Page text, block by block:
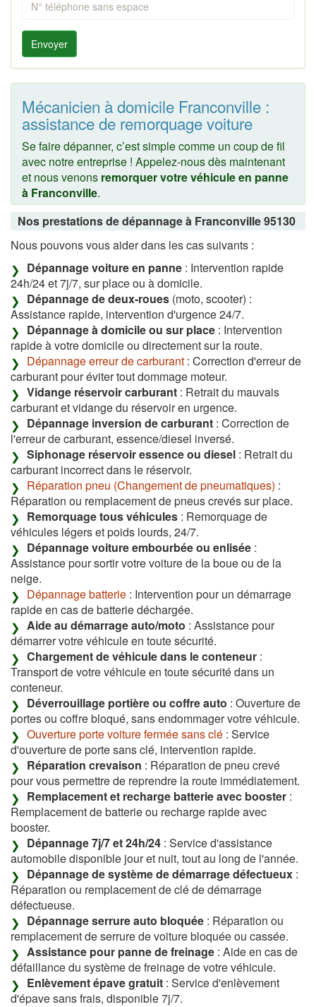
Envoyer
Mécanicien à domicile Franconville :
assistance de remorquage voiture
Se faire dépanner, c’est simple comme un coup de fil
avec notre entreprise ! Appelez-nous dès maintenant
et nous venons remorquer votre véhicule en panne
à Franconville.
Nos prestations de dépannage à Franconville 95130
Nous pouvons vous aider dans les cas suivants :
Dépannage voiture en panne : Intervention rapide
24h/24 et 7j/7, sur place ou à domicile.
Dépannage de deux-roues (moto, scooter) :
Assistance rapide, intervention d'urgence 24/7.
Dépannage à domicile ou sur place : Intervention
rapide à votre domicile ou directement sur la route.
Dépannage erreur de carburant : Correction d'erreur de
carburant pour éviter tout dommage moteur.
Vidange réservoir carburant : Retrait du mauvais
carburant et vidange du réservoir en urgence.
Dépannage inversion de carburant : Correction de
l'erreur de carburant, essence/diesel inversé.
Siphonage réservoir essence ou diesel : Retrait du
carburant incorrect dans le réservoir.
Réparation pneu (Changement de pneumatiques) :
Réparation ou remplacement de pneus crevés sur place.
Remorquage tous véhicules : Remorquage de
véhicules légers et poids lourds, 24/7.
Dépannage voiture embourbée ou enlisée :
Assistance pour sortir votre voiture de la boue ou de la
neige.
Dépannage batterie : Intervention pour un démarrage
rapide en cas de batterie déchargée.
Aide au démarrage auto/moto : Assistance pour
démarrer votre véhicule en toute sécurité.
Chargement de véhicule dans le conteneur :
Transport de votre véhicule en toute sécurité dans un
conteneur.
Déverrouillage portière ou coffre auto : Ouverture de
portes ou coffre bloqué, sans endommager votre véhicule.
Ouverture porte voiture fermée sans clé : Service
d'ouverture de porte sans clé, intervention rapide.
Réparation crevaison : Réparation de pneu crevé
pour vous permettre de reprendre la route immédiatement.
Remplacement et recharge batterie avec booster :
Remplacement de batterie ou recharge rapide avec
booster.
Dépannage 7j/7 et 24h/24 : Service d'assistance
automobile disponible jour et nuit, tout au long de l'année.
Dépannage de système de démarrage défectueux :
Réparation ou remplacement de clé de démarrage
défectueuse.
Dépannage serrure auto bloquée : Réparation ou
remplacement de serrure de voiture bloquée ou cassée.
Assistance pour panne de freinage : Aide en cas de
défaillance du système de freinage de votre véhicule.
Enlèvement épave gratuit : Service d'enlèvement
d'épave sans frais, disponible 7j/7.